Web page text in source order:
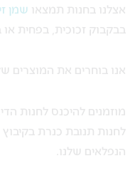
אצלנו בחנות תמצאו שמן
בבקבוק זכוכית, בפחית
אנו בוחרים את המוצרים
מוזמנים להיכנס לחנות
לחנות תנובת כנרת
הנפלאים שלנו.